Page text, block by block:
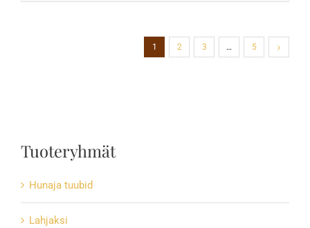
1 2 3 … 5
Tuoteryhmät
Hunaja tuubid
Lahjaksi